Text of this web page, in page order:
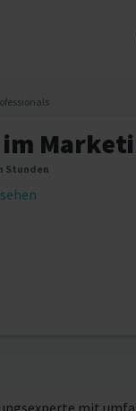
Stunden
mit